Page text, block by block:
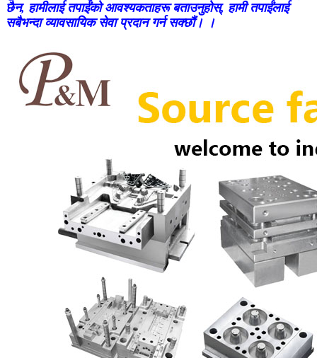
छैन, हामीलाई तपाईंको आवश्यकताहरू बताउनुहोस्, हामी तपाईंलाई
सबैभन्दा व्यावसायिक सेवा प्रदान गर्न सक्छौं। ।